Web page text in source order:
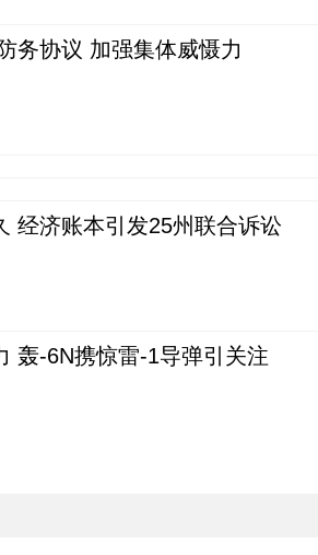
务协议 加强集体威慑力
经济账本引发25州联合诉讼
轰-6N携惊雷-1导弹引关注